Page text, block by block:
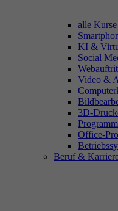
alle Kurse
KI &
Social
Video &
3D-
Office-
Beruf &